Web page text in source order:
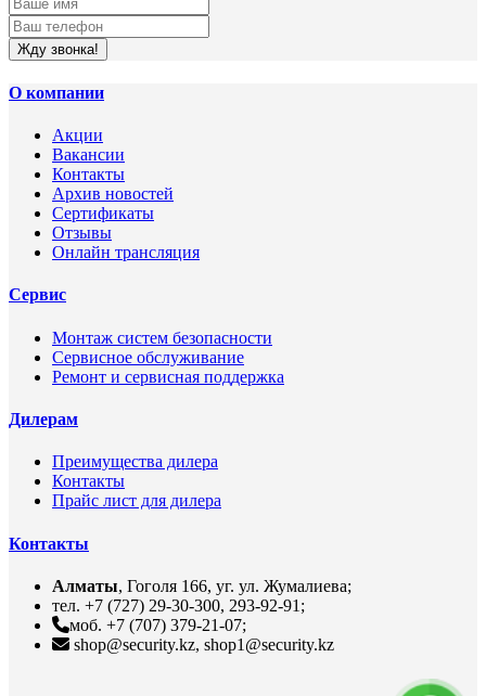
Жду звонка!
О компании
Акции
Вакансии
Контакты
Архив новостей
Сертификаты
Отзывы
Онлайн трансляция
Сервис
Монтаж систем безопасности
Сервисное обслуживание
Ремонт и сервисная поддержка
Дилерам
Преимущества дилера
Контакты
Прайс лист для дилера
Контакты
Алматы, Гоголя 166, уг. ул. Жумалиева;
тел. +7 (727) 29-30-300, 293-92-91;
моб. +7 (707) 379-21-07;
shop@security.kz, shop1@security.kz